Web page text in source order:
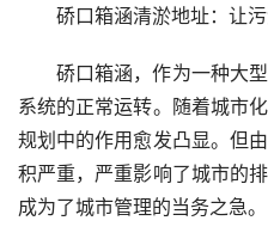
硚口箱涵清淤地址：让
硚口箱涵，作为一种大
系统的正常运转。随着城市
规划中的作用愈发凸显。但
积严重，严重影响了城市的
成为了城市管理的当务之急。